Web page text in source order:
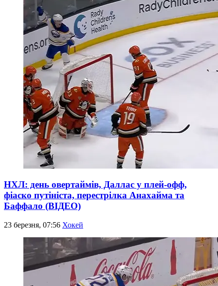
НХЛ: день овертаймів, Даллас у плей-офф,
фіаско путініста, перестрілка Анахайма та
Баффало (ВІДЕО)
23 березня, 07:56 Хокей